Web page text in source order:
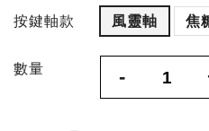
按鍵軸款 風靈軸 焦
數量 -